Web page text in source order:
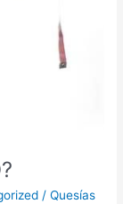
/Quesías